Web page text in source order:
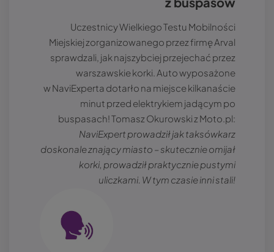
Uczestnicy Wielkiego Testu Mobilności
Miejskiej zorganizowanego przez firmę Arval
sprawdzali, jak najszybciej przejechać przez
warszawskie korki. Auto wyposażone
w NaviExperta dotarło na miejsce kilkanaście
minut przed elektrykiem jadącym po
buspasach! Tomasz Okurowski z Moto.pl:
NaviExpert prowadził jak taksówkarz
doskonale znający miasto – skutecznie omijał
korki, prowadził praktycznie pustymi
uliczkami. W tym czasie inni stali!